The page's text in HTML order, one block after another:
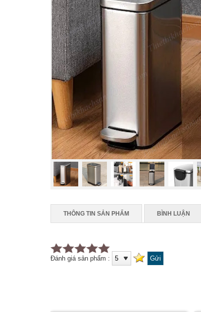
THÔNG TIN SẢN PHẨM BÌNH LUẬN
Đánh giá sản phẩm :